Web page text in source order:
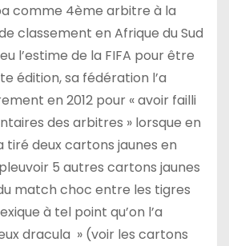
comme 4ème arbitre à la
classement en Afrique du Sud
l’estime de la FIFA pour être
édition, sa fédération l’a
en 2012 pour « avoir failli
des arbitres » lorsque en
tiré deux cartons jaunes en
5 autres cartons jaunes
match choc entre les tigres
à tel point qu’on l’a
dracula » (voir les cartons